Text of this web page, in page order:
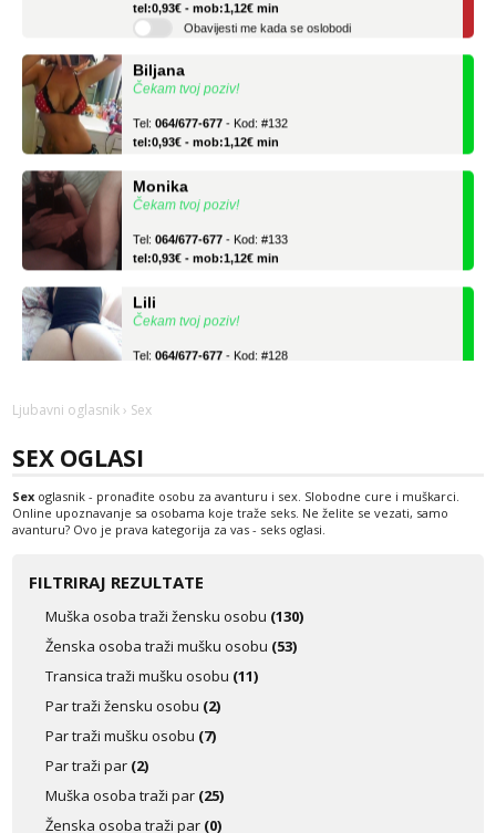
Obavijesti me kada se oslobodi
Čekam tvoj poziv!
tel:0,93€ - mob:1,12€ min
Čekam tvoj poziv!
tel:0,93€ - mob:1,12€ min
Čekam tvoj poziv!
tel:0,93€ - mob:1,12€ min
Anđela
Tel:
Liliana
Čekam tvoj poziv!
tel:0,93€ - mob:1,12€ min
Razgovaram :)
Učiteljica iz predgrađa traži...
tel:0,93€ - mob:1,12€ min
Biljana
Čekam tvoj poziv!
Ljubavni oglasnik › Sex
SEX OGLASI
Sex oglasnik - pronađite osobu za avanturu i sex. Slobodne cure i muškarci.
Online upoznavanje sa osobama koje traže seks. Ne želite se vezati, samo
avanturu? Ovo je prava kategorija za vas - seks oglasi.
FILTRIRAJ REZULTATE
Muška osoba traži žensku osobu (130)
Ženska osoba traži mušku osobu (53)
Transica traži mušku osobu (11)
Par traži žensku osobu (2)
Par traži mušku osobu (7)
Par traži par (2)
Muška osoba traži par (25)
Ženska osoba traži par (0)